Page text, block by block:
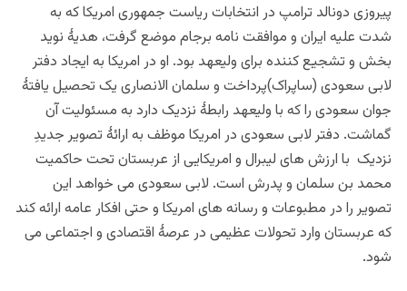
پیروزی دونالد ترامپ در انتخابات ریاست جمهوری امریکا که به
شدت علیه ایران و موافقت نامه برجام موضع گرفت، هدیۀ نوید
بخش و تشجیع کننده برای ولیعهد بود. او در امریکا به ایجاد دفتر
لابی سعودی (ساپراک)پرداخت و سلمان الانصاری یک تحصیل یافتۀ
جوان سعودی را که با ولیعهد رابطۀ نزدیک دارد به مسئولیت آن
گماشت. دفتر لابی سعودی در امریکا موظف به ارائۀ تصویر جدیدِ
نزدیک با ارزش های لیبرال و امریکایی از عربستان تحت حاکمیت
محمد بن سلمان و پدرش است. لابی سعودی می خواهد این
تصویر را در مطبوعات و رسانه های امریکا و حتی افکار عامه ارائه کند
که عربستان وارد تحولات عظیمی در عرصۀ اقتصادی و اجتماعی می
شود.